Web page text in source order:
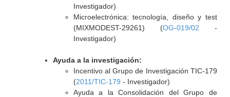
Investigador)
Microelectrónica: tecnología, diseño y test
(MIXMODEST-29261) (OG-019/02 -
Investigador)
Ayuda a la investigación:
Incentivo al Grupo de Investigación TIC-179
(2011/TIC-179 - Investigador)
Ayuda a la Consolidación del Grupo de